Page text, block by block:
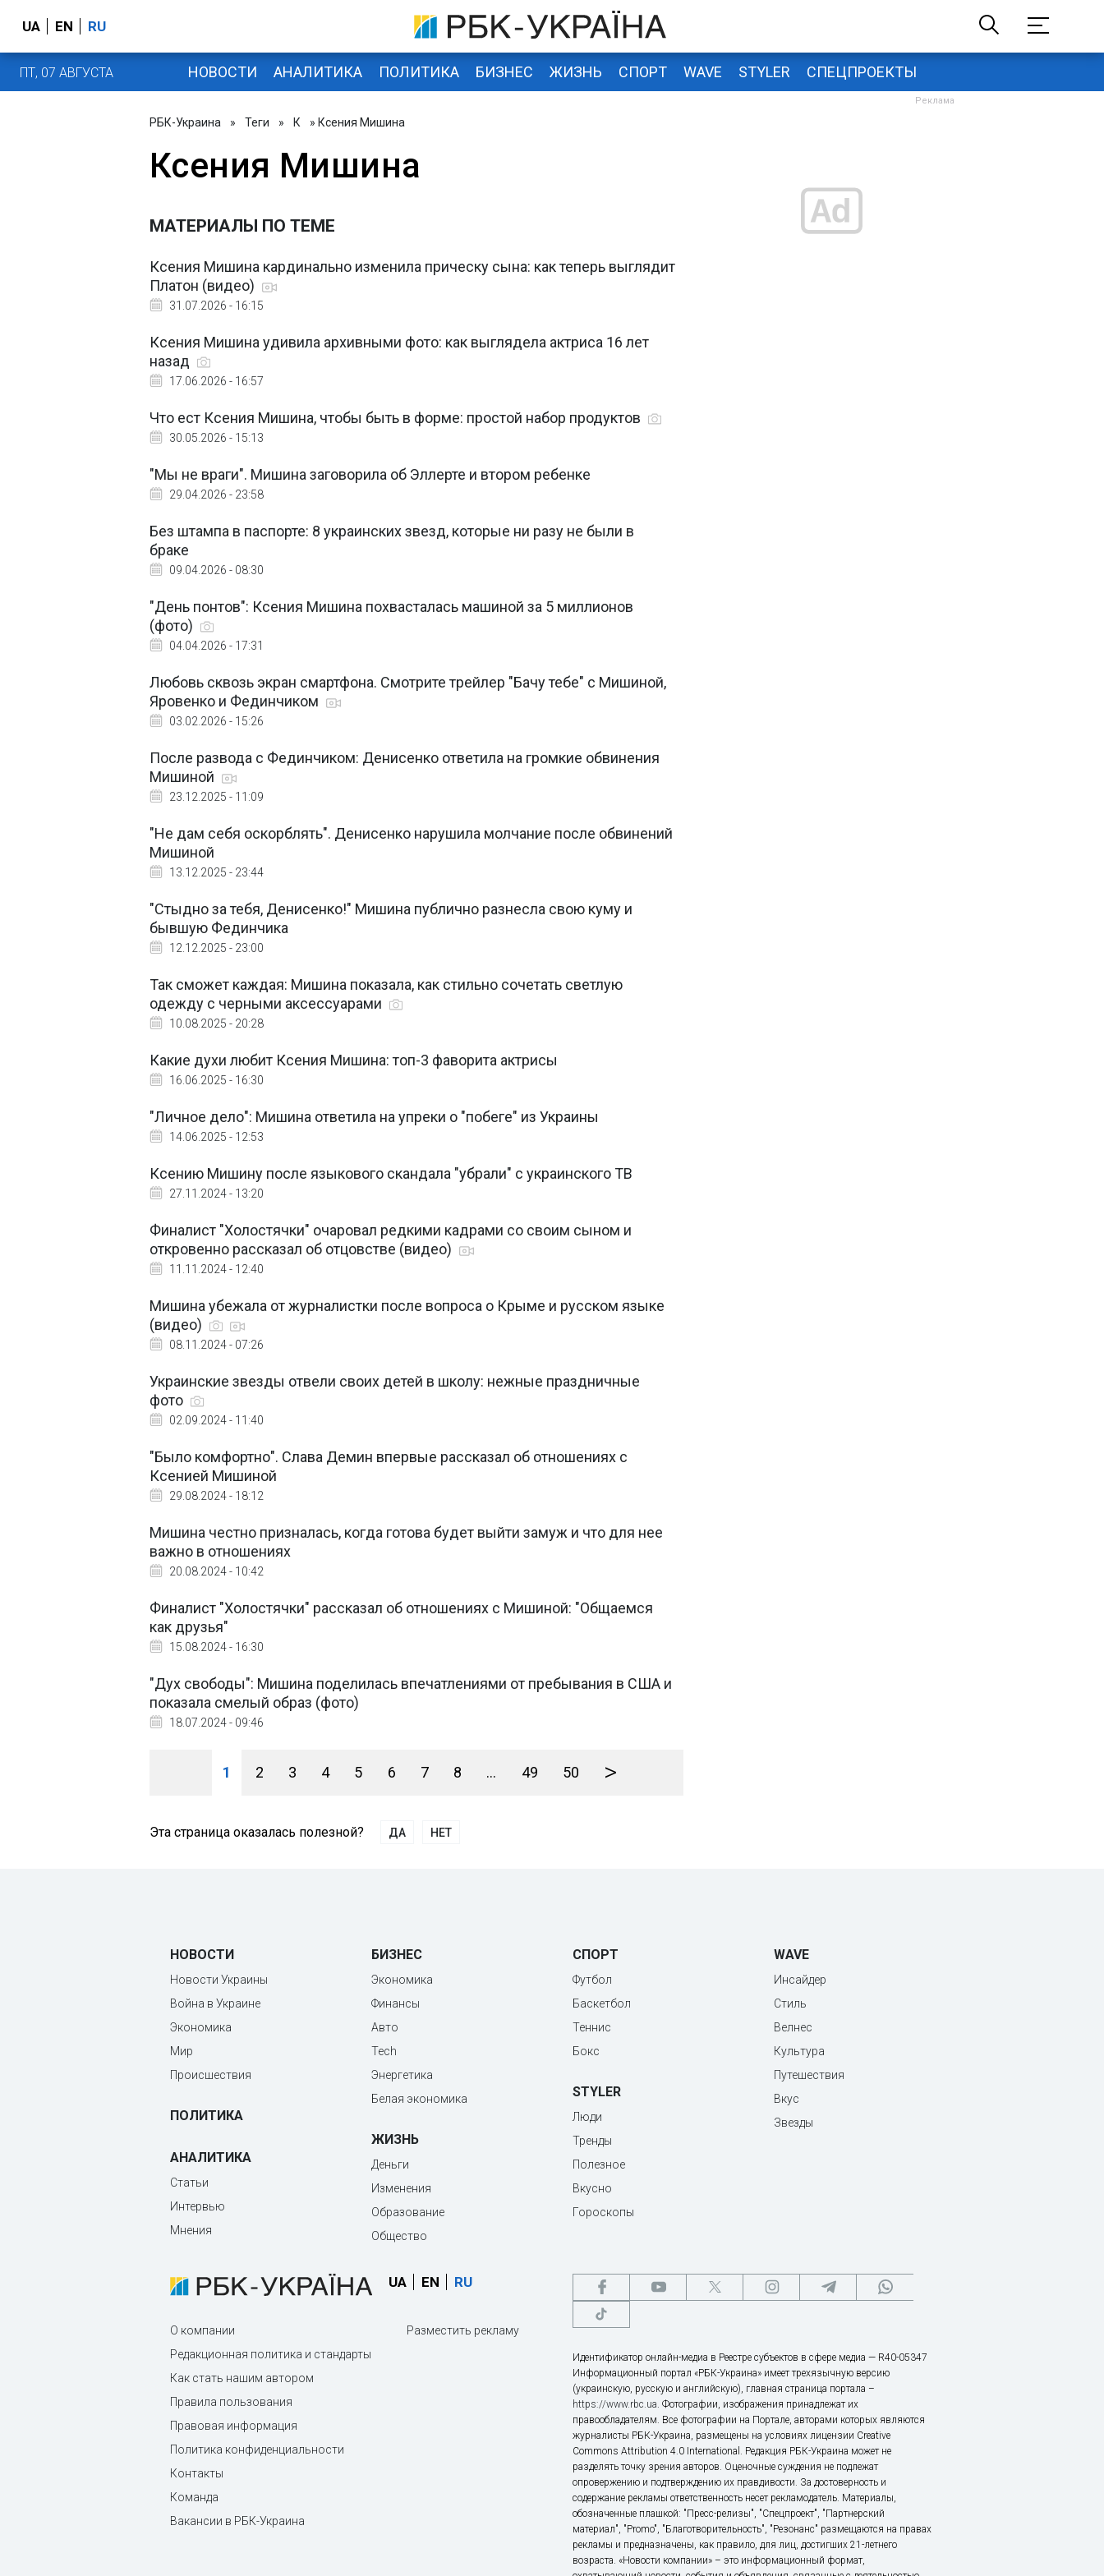
UA EN RU
ПТ, 07 АВГУСТА НОВОСТИ АНАЛИТИКА ПОЛИТИКА БИЗНЕС ЖИЗНЬ СПОРТ WAVE STYLER СПЕЦПРОЕКТЫ
РБК-Украина » Теги » К » Ксения Мишина
Ксения Мишина
МАТЕРИАЛЫ ПО ТЕМЕ
Ксения Мишина кардинально изменила прическу сына: как теперь выглядит
Платон (видео)
31.07.2026 - 16:15
Ксения Мишина удивила архивными фото: как выглядела актриса 16 лет
назад
17.06.2026 - 16:57
Что ест Ксения Мишина, чтобы быть в форме: простой набор продуктов
30.05.2026 - 15:13
"Мы не враги". Мишина заговорила об Эллерте и втором ребенке
29.04.2026 - 23:58
Без штампа в паспорте: 8 украинских звезд, которые ни разу не были в
браке
09.04.2026 - 08:30
"День понтов": Ксения Мишина похвасталась машиной за 5 миллионов
(фото)
04.04.2026 - 17:31
Любовь сквозь экран смартфона. Смотрите трейлер "Бачу тебе" с Мишиной,
Яровенко и Фединчиком
03.02.2026 - 15:26
После развода с Фединчиком: Денисенко ответила на громкие обвинения
Мишиной
23.12.2025 - 11:09
"Не дам себя оскорблять". Денисенко нарушила молчание после обвинений
Мишиной
13.12.2025 - 23:44
"Стыдно за тебя, Денисенко!" Мишина публично разнесла свою куму и
бывшую Фединчика
12.12.2025 - 23:00
Так сможет каждая: Мишина показала, как стильно сочетать светлую
одежду с черными аксессуарами
10.08.2025 - 20:28
Какие духи любит Ксения Мишина: топ-3 фаворита актрисы
16.06.2025 - 16:30
"Личное дело": Мишина ответила на упреки о "побеге" из Украины
14.06.2025 - 12:53
Ксению Мишину после языкового скандала "убрали" с украинского ТВ
27.11.2024 - 13:20
Финалист "Холостячки" очаровал редкими кадрами со своим сыном и
откровенно рассказал об отцовстве (видео)
11.11.2024 - 12:40
Мишина убежала от журналистки после вопроса о Крыме и русском языке
(видео)
08.11.2024 - 07:26
Украинские звезды отвели своих детей в школу: нежные праздничные
фото
02.09.2024 - 11:40
"Было комфортно". Слава Демин впервые рассказал об отношениях с
Ксенией Мишиной
29.08.2024 - 18:12
Мишина честно призналась, когда готова будет выйти замуж и что для нее
важно в отношениях
20.08.2024 - 10:42
Финалист "Холостячки" рассказал об отношениях с Мишиной: "Общаемся
как друзья"
15.08.2024 - 16:30
"Дух свободы": Мишина поделилась впечатлениями от пребывания в США и
показала смелый образ (фото)
18.07.2024 - 09:46
1 2 3 4 5 6 7 8 ... 49 50 >
Эта страница оказалась полезной? ДА НЕТ
НОВОСТИ
Новости Украины
Война в Украине
Экономика
Мир
Происшествия
ПОЛИТИКА
АНАЛИТИКА
Статьи
Интервью
Мнения
БИЗНЕС
Экономика
Финансы
Авто
Tech
Энергетика
Белая экономика
ЖИЗНЬ
Деньги
Изменения
Образование
Общество
СПОРТ
Футбол
Баскетбол
Теннис
Бокс
STYLER
Люди
Тренды
Полезное
Вкусно
Гороскопы
WAVE
Инсайдер
Стиль
Велнес
Культура
Путешествия
Вкус
Звезды
UA EN RU
О компании
Редакционная политика и стандарты
Как стать нашим автором
Правила пользования
Правовая информация
Политика конфиденциальности
Контакты
Команда
Вакансии в РБК-Украина
Разместить рекламу
Идентификатор онлайн-медиа в Реестре субъектов в сфере медиа — R40-05347
Информационный портал «РБК-Украина» имеет трехязычную версию
(украинскую, русскую и английскую), главная страница портала –
https://www.rbc.ua. Фотографии, изображения принадлежат их
правообладателям. Все фотографии на Портале, авторами которых являются
журналисты РБК-Украина, размещены на условиях лицензии Creative
Commons Attribution 4.0 International. Редакция РБК-Украина может не
разделять точку зрения авторов. Оценочные суждения не подлежат
опровержению и подтверждению их правдивости. За достоверность и
содержание рекламы ответственность несет рекламодатель. Материалы,
обозначенные плашкой: "Пресс-релизы", "Спецпроект", "Партнерский
материал", "Promo", "Благотворительность", "Резонанс" размещаются на правах
рекламы и предназначены, как правило, для лиц, достигших 21-летнего
возраста. «Новости компании» – это информационный формат,